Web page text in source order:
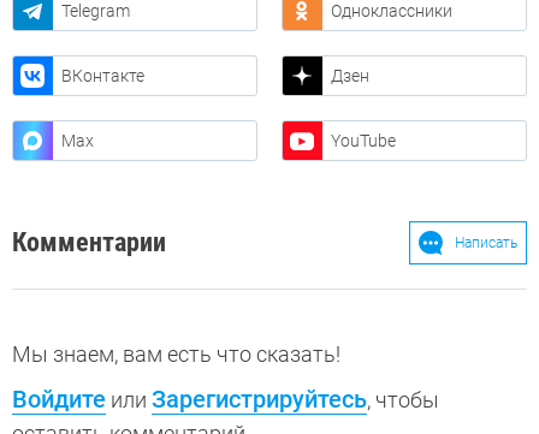
Telegram Одноклассники
ВКонтакте Дзен
Max YouTube
Комментарии Написать
Мы знаем, вам есть что сказать!
Войдите или Зарегистрируйтесь, чтобы